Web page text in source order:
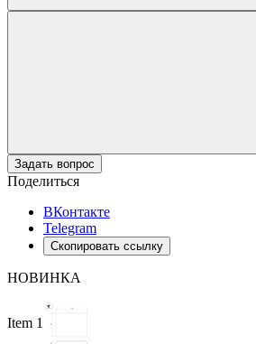
Задать вопрос
Поделиться
ВКонтакте
Telegram
Скопировать ссылку
НОВИНКА
Item 1 of 2